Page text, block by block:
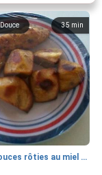
35 min
patates douces rôties au miel / kumara